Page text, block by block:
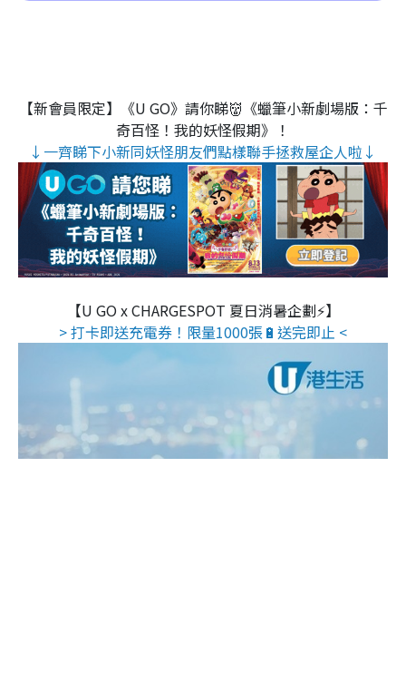
【新會員限定】《U GO》請你睇👹《蠟筆小新劇場版：千
奇百怪！我的妖怪假期》！
↓一齊睇下小新同妖怪朋友們點樣聯手拯救屋企人啦↓
【U GO x CHARGESPOT 夏日消暑企劃⚡】
> 打卡即送充電券！限量1000張🔋送完即止 <